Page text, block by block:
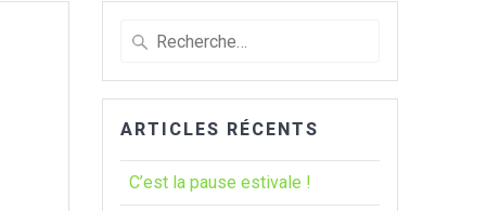
Recherche
:
ARTICLES RÉCENTS
C’est la pause estivale !